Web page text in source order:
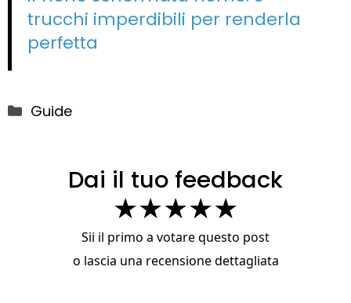
trucchi imperdibili per renderla
perfetta
Categorie
Guide
Dai il tuo feedback
★★★★★
Sii il primo a votare questo post
o lascia una recensione dettagliata